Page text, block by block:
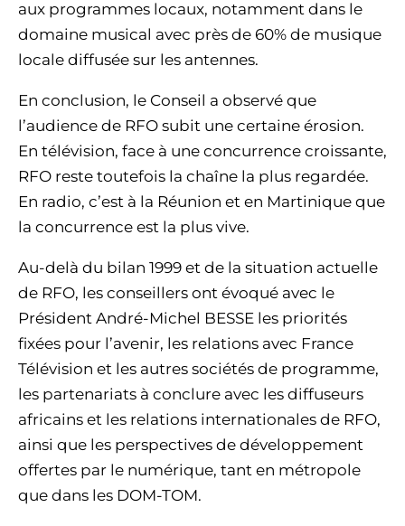
aux programmes locaux, notamment dans le
domaine musical avec près de 60% de musique
locale diffusée sur les antennes.
En conclusion, le Conseil a observé que
l’audience de RFO subit une certaine érosion.
En télévision, face à une concurrence croissante,
RFO reste toutefois la chaîne la plus regardée.
En radio, c’est à la Réunion et en Martinique que
la concurrence est la plus vive.
Au-delà du bilan 1999 et de la situation actuelle
de RFO, les conseillers ont évoqué avec le
Président André-Michel BESSE les priorités
fixées pour l’avenir, les relations avec France
Télévision et les autres sociétés de programme,
les partenariats à conclure avec les diffuseurs
africains et les relations internationales de RFO,
ainsi que les perspectives de développement
offertes par le numérique, tant en métropole
que dans les DOM-TOM.